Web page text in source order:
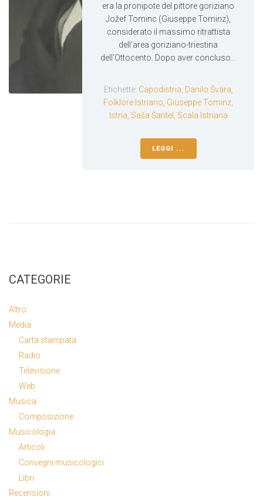
era la pronipote del pittore goriziano
Jožef Tominc (Giuseppe Tominz),
considerato il massimo ritrattista
dell'area goriziano-triestina
dell'Ottocento. Dopo aver concluso...
Etichette: Capodistria Danilo Švara
Folklore Istriano Giuseppe Tominz
Istria Saša Šantel Scala Istriana
LEGGI ...
CATEGORIE
Altro
Media
Carta stampata
Radio
Televisione
Web
Musica
Composizione
Musicologia
Articoli
Convegni musicologici
Libri
Recensioni